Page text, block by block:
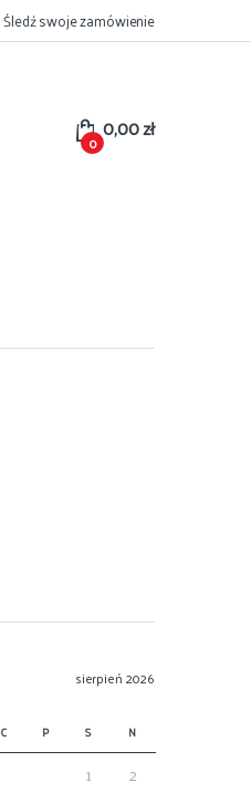
Śledź swoje zamówienie
0 0,00zł
sierpień 2026
C P S N
1
2